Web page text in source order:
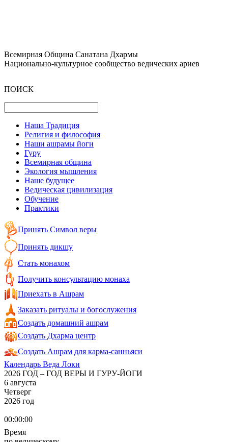
Всемирная Община Санатана Дхармы
Национально-культурное сообщество ведических ариев
ПОИСК
Наша Традиция
Религия и философия
Наши ашрамы йоги
Гуру
Всемирная община
Экология мышления
Наше будущее
Ведическая цивилизация
Обучение
Практики
Принять Символ веры
Принять дикшу
Стать монахом
Получить консультацию монаха
Приехать в Ашрам
Заказать ритуалы и богослужения
Создать домашний ашрам
Создать Дхарма центр
Создать Ашрам для карма-санньяси
Календарь Веда Локи
2026 ГОД – ГОД ВЕРЫ И ГУРУ-ЙОГИ
6 августа
Четверг
2026 год
00:00:00
Время